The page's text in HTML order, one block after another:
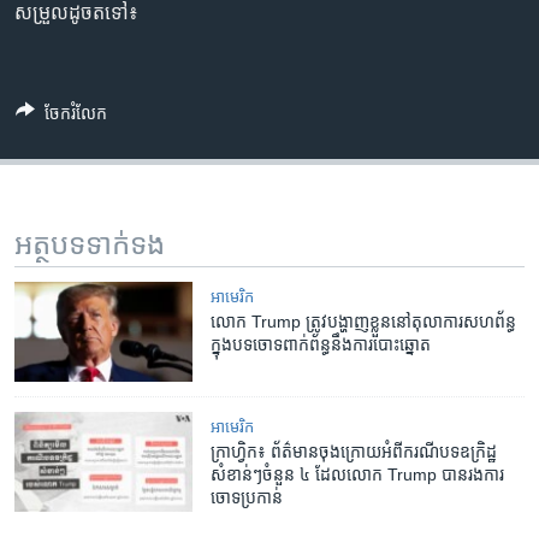
សម្រួល​​ដូច​តទៅ៖
ចែករំលែក
អត្ថបទ​ទាក់ទង
អាមេរិក​
លោក Trump ​ត្រូវ​បង្ហាញខ្លួន​នៅ​តុលាការ​សហព័ន្ធ​
ក្នុង​បទចោទ​ពាក់ព័ន្ធ​នឹង​ការបោះឆ្នោត
អាមេរិក​
ក្រាហ្វិក៖ ព័ត៌មាន​ចុងក្រោយ​អំពី​ករណី​បទឧក្រិដ្ឋ​
សំខាន់ៗ​ចំនួន ៤ ដែល​លោក Trump បាន​រង​ការ​
ចោទ​ប្រកាន់